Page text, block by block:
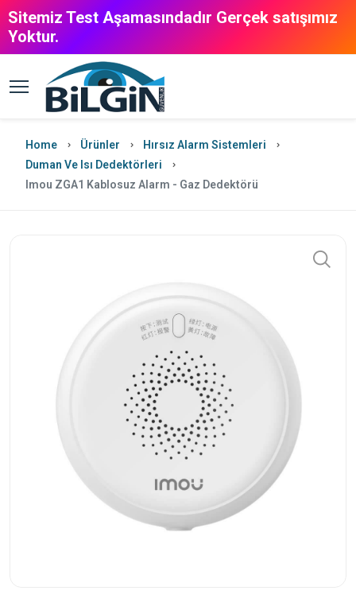
Sitemiz Test Aşamasındadır Gerçek satışımız
Yoktur.
Home Ürünler
Hırsız Alarm Sistemleri
Duman Ve Isı Dedektörleri
Imou ZGA1 Kablosuz Alarm - Gaz Dedektörü